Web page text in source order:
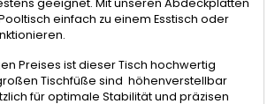
geeignet. Mit unseren Abdeckplatten
einfach zu einem Esstisch oder
Preises ist dieser Tisch hochwertig
Tischfüße sind höhenverstellbar
für optimale Stabilität und präzisen